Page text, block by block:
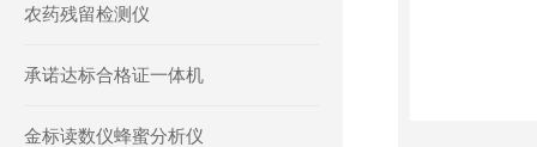
农药残留检测仪
承诺达标合格证一体机
金标读数仪蜂蜜分析仪